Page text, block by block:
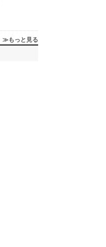
もっと見る